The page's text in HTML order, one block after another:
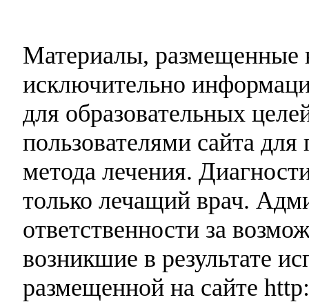
Материалы, размещенные
исключительно
для образовательных
пользователями сайта
метода лечения.
только лечащий врач.
ответственности за
возникшие в результате
размещенной на сайте